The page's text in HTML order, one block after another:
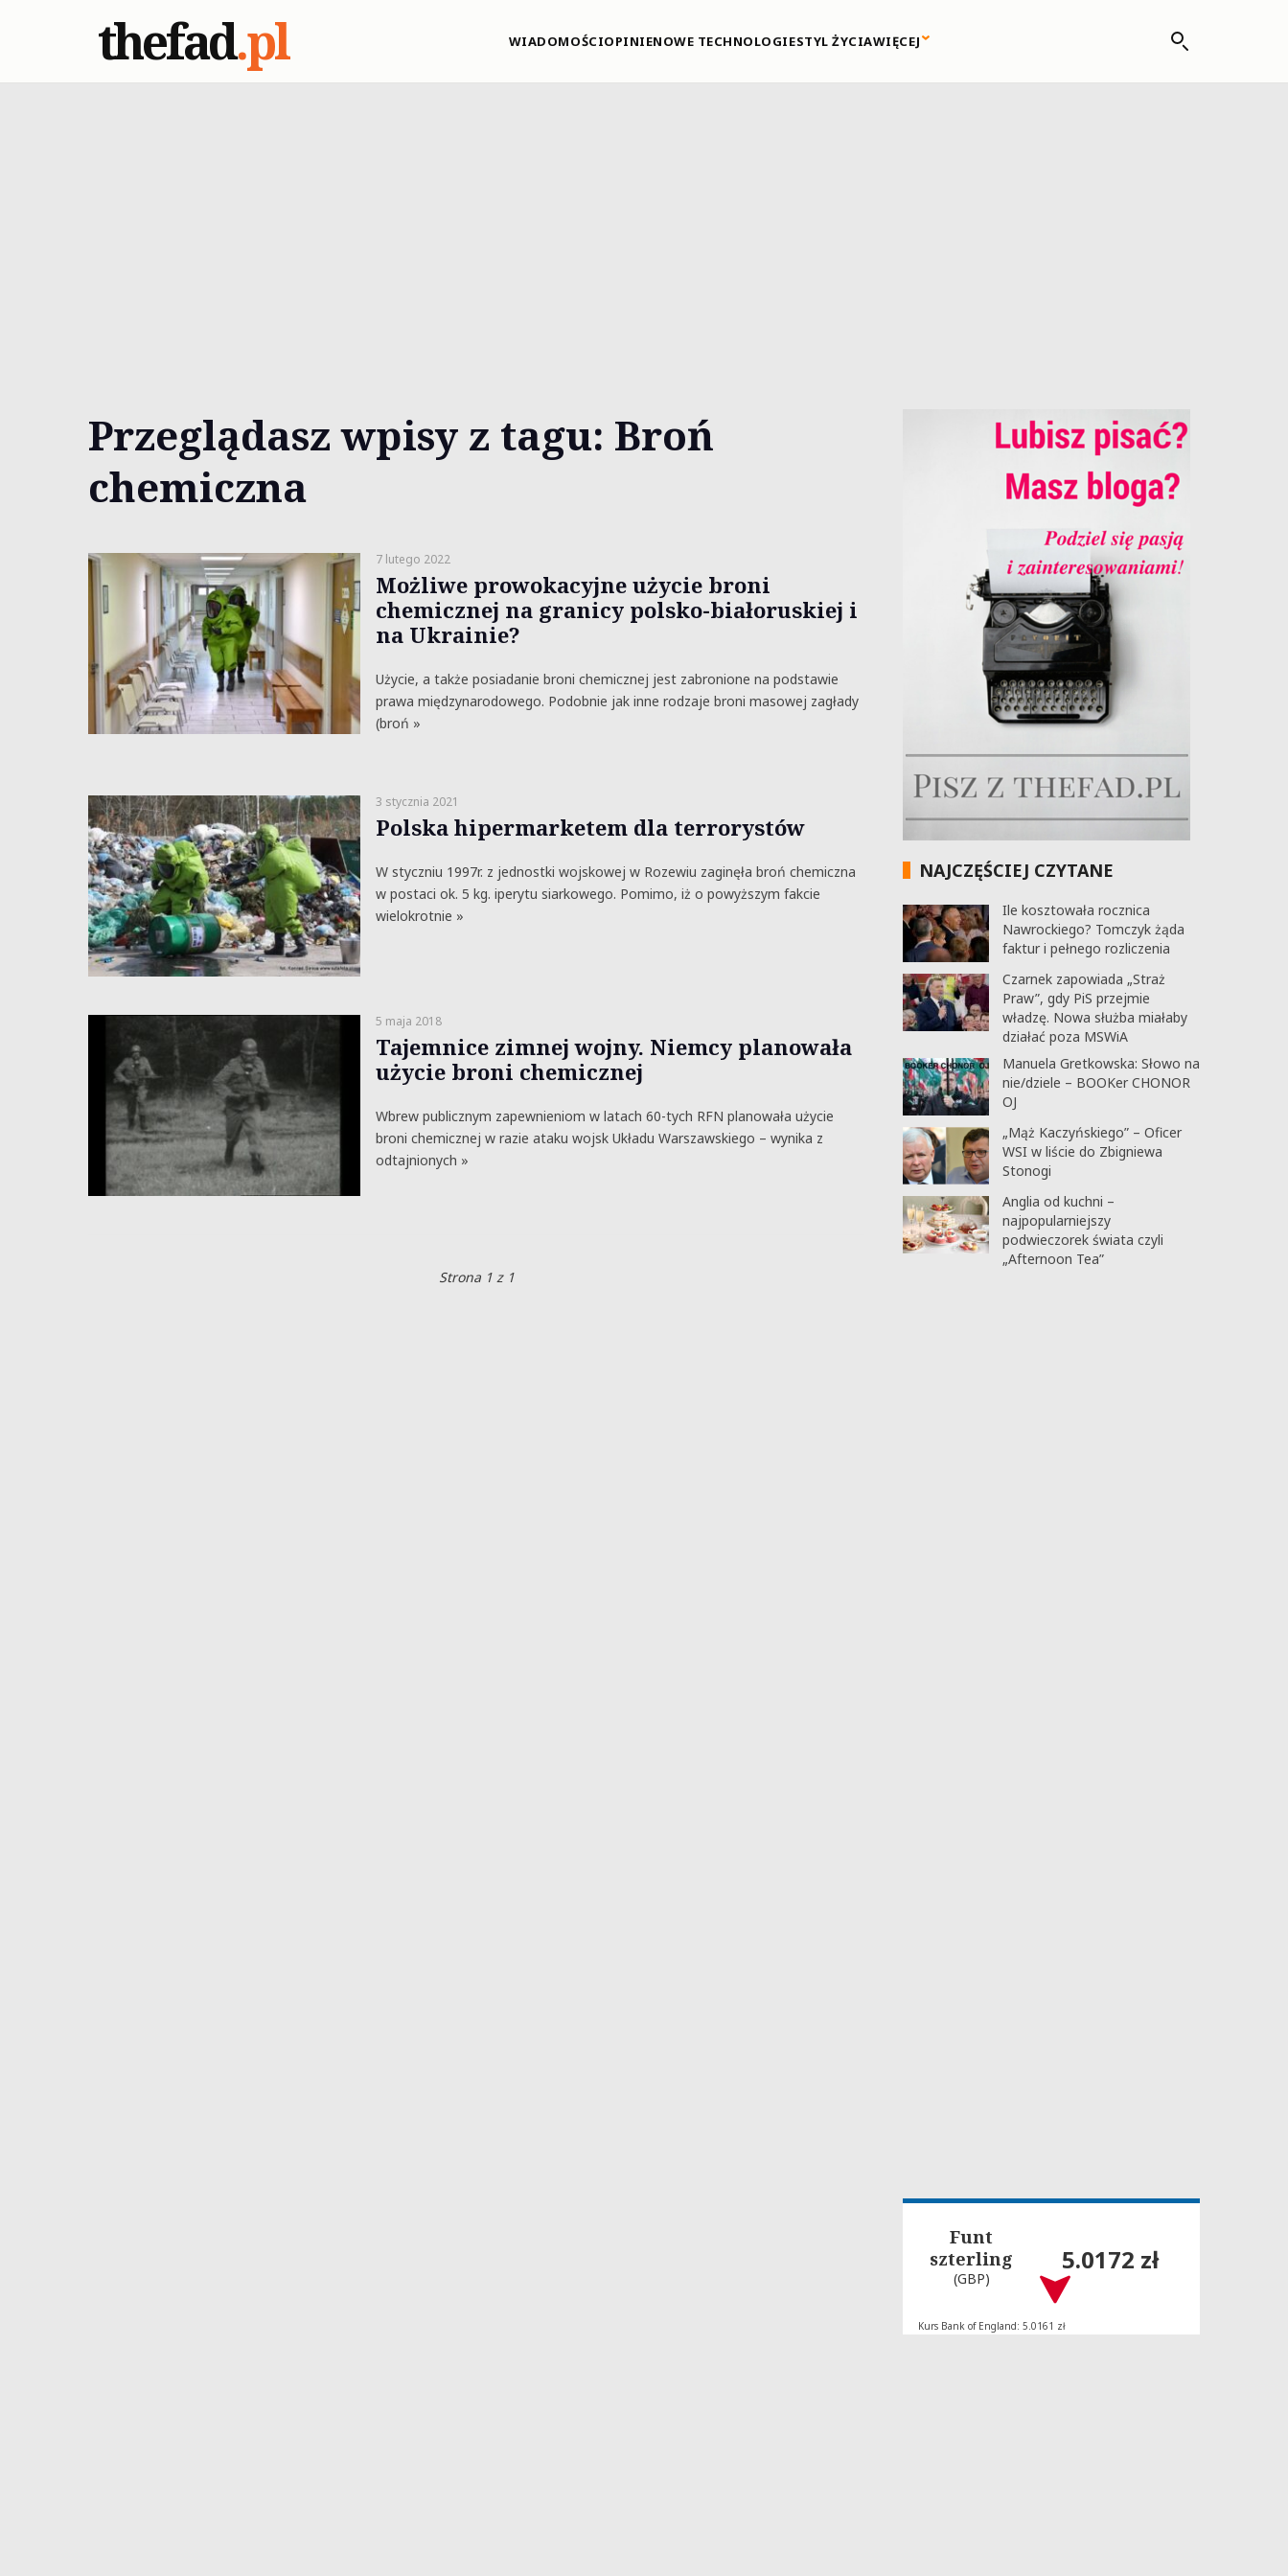
thefad.pl WIADOMOŚCIOPINIENOWE TECHNOLOGIESTYL ŻYCIAWIĘCEJ
Przeglądasz wpisy z tagu: Broń
chemiczna
7 lutego 2022
Możliwe prowokacyjne użycie broni
chemicznej na granicy polsko-białoruskiej i
na Ukrainie?
Użycie, a także posiadanie broni chemicznej jest zabronione na podstawie
prawa międzynarodowego. Podobnie jak inne rodzaje broni masowej zagłady
(broń »
3 stycznia 2021
Polska hipermarketem dla terrorystów
W styczniu 1997r. z jednostki wojskowej w Rozewiu zaginęła broń chemiczna
w postaci ok. 5 kg. iperytu siarkowego. Pomimo, iż o powyższym fakcie
wielokrotnie »
5 maja 2018
Tajemnice zimnej wojny. Niemcy planowała
użycie broni chemicznej
Wbrew publicznym zapewnieniom w latach 60-tych RFN planowała użycie
broni chemicznej w razie ataku wojsk Układu Warszawskiego – wynika z
odtajnionych »
Strona 1 z 1
NAJCZĘŚCIEJ CZYTANE
Ile kosztowała rocznica
Nawrockiego? Tomczyk żąda
faktur i pełnego rozliczenia
Czarnek zapowiada „Straż
Praw”, gdy PiS przejmie
władzę. Nowa służba miałaby
działać poza MSWiA
Manuela Gretkowska: Słowo na
nie/dziele – BOOKer CHONOR
OJ
„Mąż Kaczyńskiego” – Oficer
WSI w liście do Zbigniewa
Stonogi
Anglia od kuchni –
najpopularniejszy
podwieczorek świata czyli
„Afternoon Tea”
Funt
szterling
(GBP)
5.0172 zł
Kurs Bank of England: 5.0161 zł